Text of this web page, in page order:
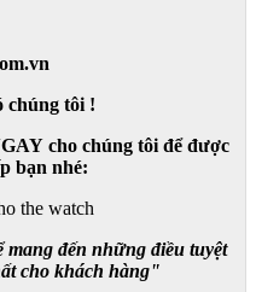
chúng tôi !
cho chúng tôi để được
bạn nhé:
mang đến những điều tuyệt
cho khách hàng"